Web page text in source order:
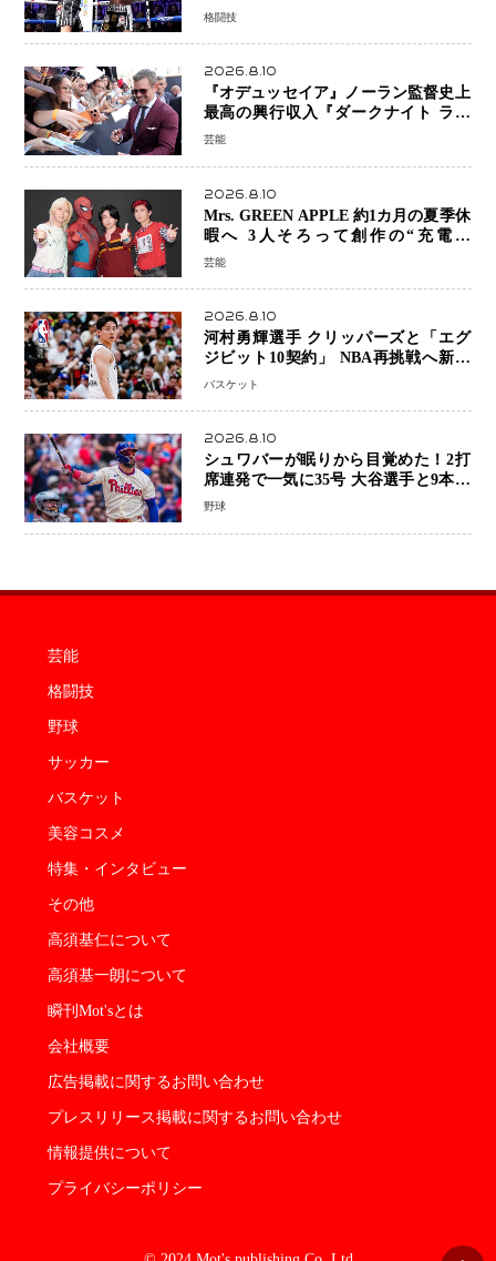
KO 2回で相手を沈める…次戦は亀田
格闘技
2026.8.10
『オデュッセイア』ノーラン監督史上
最高の興行収入『ダークナイト ライ
ジング』超え、世界で11億ドル突破
芸能
2026.8.10
Mrs. GREEN APPLE 約1カ月の夏季休
暇へ 3人そろって創作の“充電期
間”「自分らしいインプットを」
芸能
2026.8.10
河村勇輝選手 クリッパーズと「エグ
ジビット10契約」 NBA再挑戦へ新た
な一歩、八村塁選手との共闘にも期待
バスケット
2026.8.10
シュワバーが眠りから目覚めた！2打
席連発で一気に35号 大谷選手と9本差
に 本塁打王争いで単独トップ浮上
野球
芸能
格闘技
野球
サッカー
バスケット
美容コスメ
特集・インタビュー
その他
高須基仁について
高須基一朗について
瞬刊Mot'sとは
会社概要
広告掲載に関するお問い合わせ
プレスリリース掲載に関するお問い合わせ
情報提供について
プライバシーポリシー